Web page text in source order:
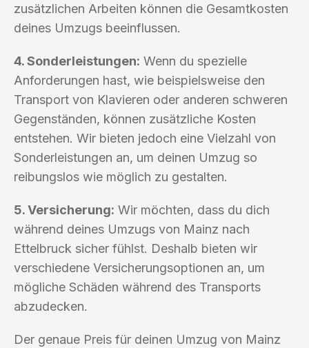
zusätzlichen Arbeiten können die Gesamtkosten
deines Umzugs beeinflussen.
4. Sonderleistungen: Wenn du spezielle
Anforderungen hast, wie beispielsweise den
Transport von Klavieren oder anderen schweren
Gegenständen, können zusätzliche Kosten
entstehen. Wir bieten jedoch eine Vielzahl von
Sonderleistungen an, um deinen Umzug so
reibungslos wie möglich zu gestalten.
5. Versicherung: Wir möchten, dass du dich
während deines Umzugs von Mainz nach
Ettelbruck sicher fühlst. Deshalb bieten wir
verschiedene Versicherungsoptionen an, um
mögliche Schäden während des Transports
abzudecken.
Der genaue Preis für deinen Umzug von Mainz